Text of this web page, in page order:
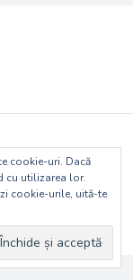
cookie-uri. Dacă
cu utilizarea lor.
cookie-urile, uită-te